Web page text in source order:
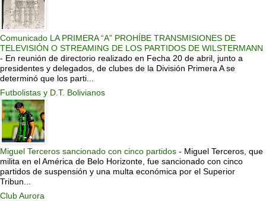
Comunicado LA PRIMERA “A” PROHÍBE TRANSMISIONES DE
TELEVISIÓN O STREAMING DE LOS PARTIDOS DE WILSTERMANN
- En reunión de directorio realizado en Fecha 20 de abril, junto a
presidentes y delegados, de clubes de la División Primera A se
determinó que los parti...
Futbolistas y D.T. Bolivianos
Miguel Terceros sancionado con cinco partidos - Miguel Terceros, que
milita en el América de Belo Horizonte, fue sancionado con cinco
partidos de suspensión y una multa económica por el Superior
Tribun...
Club Aurora